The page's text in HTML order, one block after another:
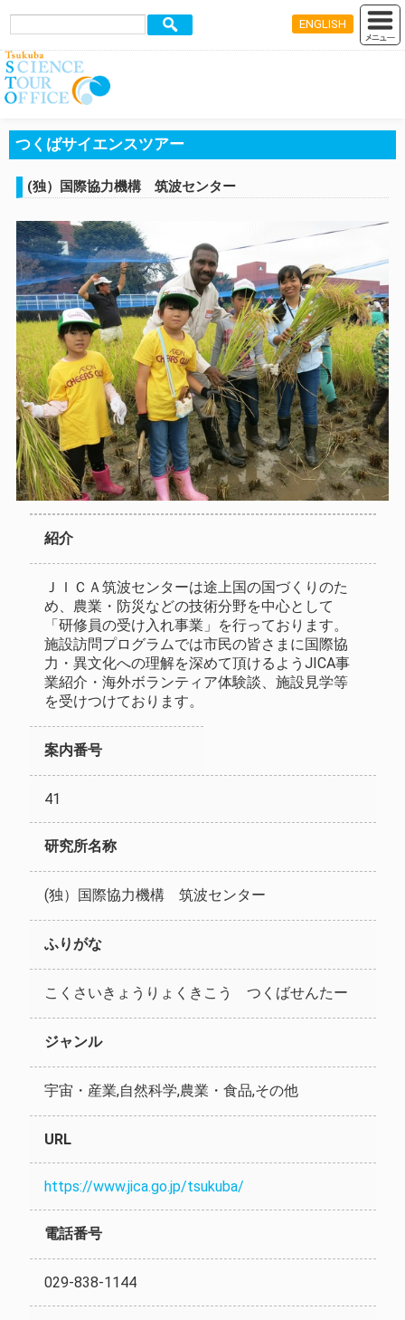
ENGLISH
つくばサイエンスツアー
(独）国際協力機構 筑波センター
紹介
ＪＩＣＡ筑波センターは途上国の国づくりのた
め、農業・防災などの技術分野を中心として
「研修員の受け入れ事業」を行っております。
施設訪問プログラムでは市民の皆さまに国際協
力・異文化への理解を深めて頂けるようJICA事
業紹介・海外ボランティア体験談、施設見学等
を受けつけております。
案内番号
41
研究所名称
(独）国際協力機構 筑波センター
ふりがな
こくさいきょうりょくきこう つくばせんたー
ジャンル
宇宙・産業,自然科学,農業・食品,その他
URL
https://www.jica.go.jp/tsukuba/
電話番号
029-838-1144